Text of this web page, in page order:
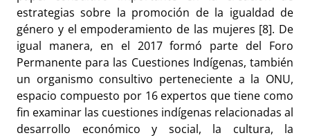
estrategias sobre la promoción de la igualdad de
género y el empoderamiento de las mujeres [8]. De
igual manera, en el 2017 formó parte del Foro
Permanente para las Cuestiones Indígenas, también
un organismo consultivo perteneciente a la ONU,
espacio compuesto por 16 expertos que tiene como
fin examinar las cuestiones indígenas relacionadas al
desarrollo económico y social, la cultura, la